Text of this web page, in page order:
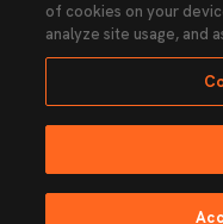
Llei de
Ninguna parte de esta página
of cookies on your
analyze site usage, and